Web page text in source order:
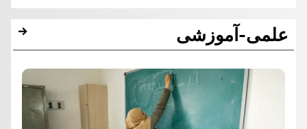
علمی-آموزشی